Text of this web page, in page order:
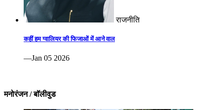
राजनीति
कहीं हम ग्वालियर की फिजाओं में आने वाल
—Jan 05 2026
मनोरंजन / बॉलीवुड